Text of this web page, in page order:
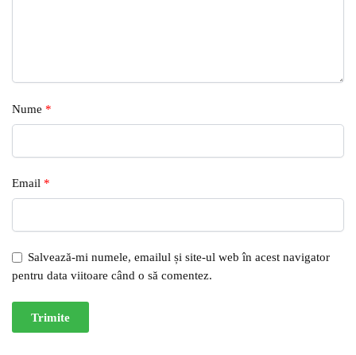
Nume *
Email *
Salvează-mi numele, emailul și site-ul web în acest navigator
pentru data viitoare când o să comentez.